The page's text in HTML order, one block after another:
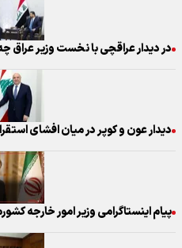
در دیدار عراقچی با نخست وزیر
دیدار عون و کوپر در میان افشای
پیام اینستاگرامی وزیر امور خارجه